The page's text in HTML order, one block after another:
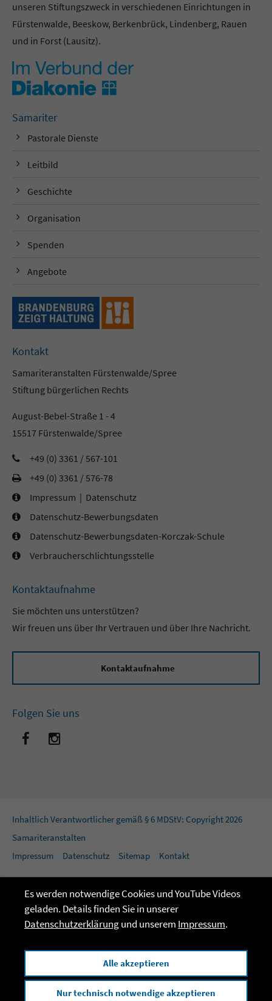
unseren Stiftungszweck in verschiedenen Einrichtungen in
Fürstenwalde, Beeskow, Berkenbrück, Lindenberg, Rauen
und in Forst (Lausitz).
Samariter
Pastorale Dienste
Leitbild
Geschichte
Organisation
Spenden
Angebote
Kontakt
Samariteranstalten Fürstenwalde/Spree
Stiftung bürgerlichen Rechts
August-Bebel-Straße 1 - 4
15517 Fürstenwalde/Spree
+49 (0) 3361 / 567-101
+49 (0) 3361 / 576-78
Impressum | Datenschutz
Datenschutz-Bewerbungsdaten
Datenschutz-Bewerbungsdaten-Korczak-Schule
Verbraucherschlichtungsstelle
Kontaktaufnahme
Sie möchten uns unterstützen?
Wir freuen uns über Ihr Vertrauen und über Ihre Nachricht.
Kontaktaufnahme
Folgen Sie uns
Inhaltlich Verantwortlicher gemäß § 6 MDStV: Copyright 2026
Samariteranstalten
Impressum
Datenschutz Sitemap Kontakt
Es werden notwendige Cookies und YouTube Videos
geladen. Details finden Sie in unserer
Datenschutzerklärungund unserem Impressum.
Alle akzeptieren
Nur technisch notwendige akzeptieren